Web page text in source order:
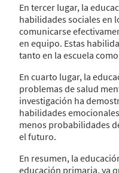
En tercer lugar, la
habilidades sociales en
comunicarse
en equipo. Estas
tanto en la escuela
En cuarto lugar, la
problemas de salud
investigación ha
habilidades
menos probabilidades
el futuro.
En resumen, la
educación primaria, ya